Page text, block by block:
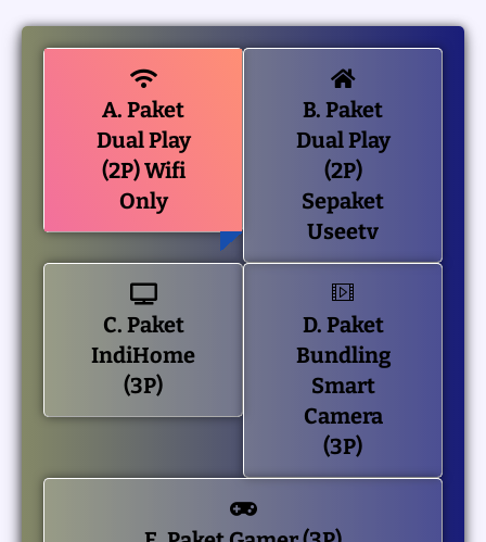
A. Paket
Dual Play
(2P) Wifi
Only
B. Paket
Dual Play
(2P)
Sepaket
Useetv
C. Paket
IndiHome
(3P)
D. Paket
Bundling
Smart
Camera
(3P)